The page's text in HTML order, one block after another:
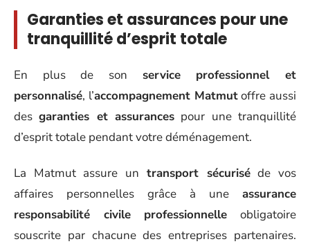
Garanties et assurances pour une
tranquillité d’esprit totale
En plus de son service professionnel et
personnalisé, l’accompagnement Matmutoffre aussi
desgaranties et assurances pour une tranquillité
d’esprit totale pendant votre déménagement.
La Matmut assure un transport sécuriséde vos
affaires personnelles grâce à une assurance
responsabilité civile professionnelle obligatoire
souscrite par chacune des entreprises partenaires.